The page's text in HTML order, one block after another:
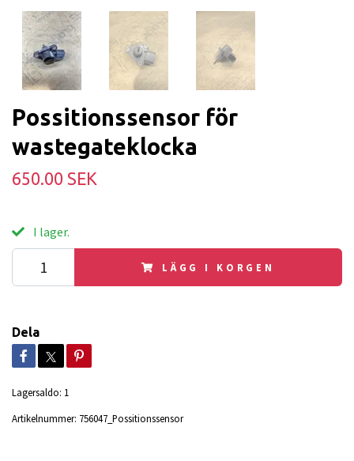
Possitionssensor för
wastegateklocka
650.00 SEK
I lager.
LÄGG I KORGEN
Dela
Lagersaldo: 1
Artikelnummer: 756047_Possitionssensor